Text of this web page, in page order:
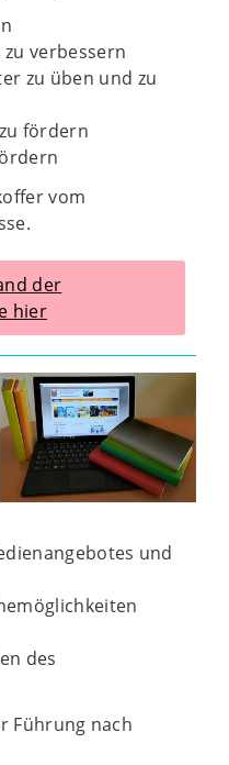
verbessern
zu üben und zu
fördern
vom
der
hier
und
des
Führung nach